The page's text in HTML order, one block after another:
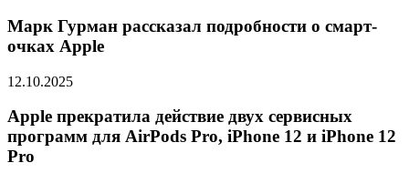
Марк Гурман рассказал подробности о смарт-
очках Apple
12.10.2025
Apple прекратила действие двух сервисных
программ для AirPods Pro, iPhone 12 и iPhone 12
Pro